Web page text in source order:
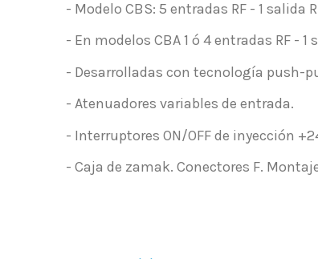
- Modelo CBS: 5 entradas RF - 1 salida
- En modelos CBA 1 ó 4 entradas RF - 1
- Desarrolladas con tecnología push-
- Atenuadores variables de entrada.
- Interruptores ON/OFF de inyección
- Caja de zamak. Conectores F.